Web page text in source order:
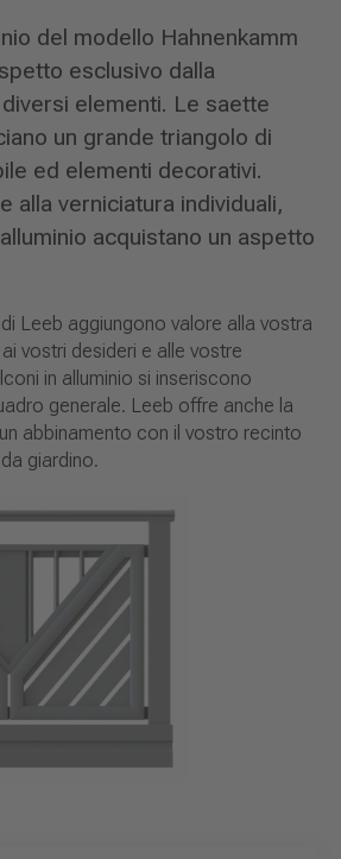
del modello Hahnenkamm
esclusivo dalla
elementi. Le saette
un grande triangolo di
ed elementi decorativi.
alla verniciatura individuali,
acquistano un aspetto
di Leeb aggiungono valore alla vostra
vostri desideri e alle vostre
in alluminio si inseriscono
generale. Leeb offre anche la
abbinamento con il vostro recinto
giardino.